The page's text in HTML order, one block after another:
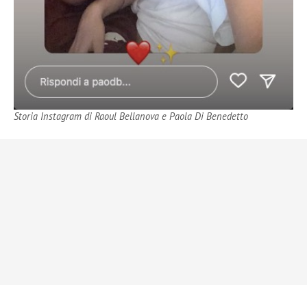
Storia Instagram di Raoul Bellanova e Paola Di Benedetto